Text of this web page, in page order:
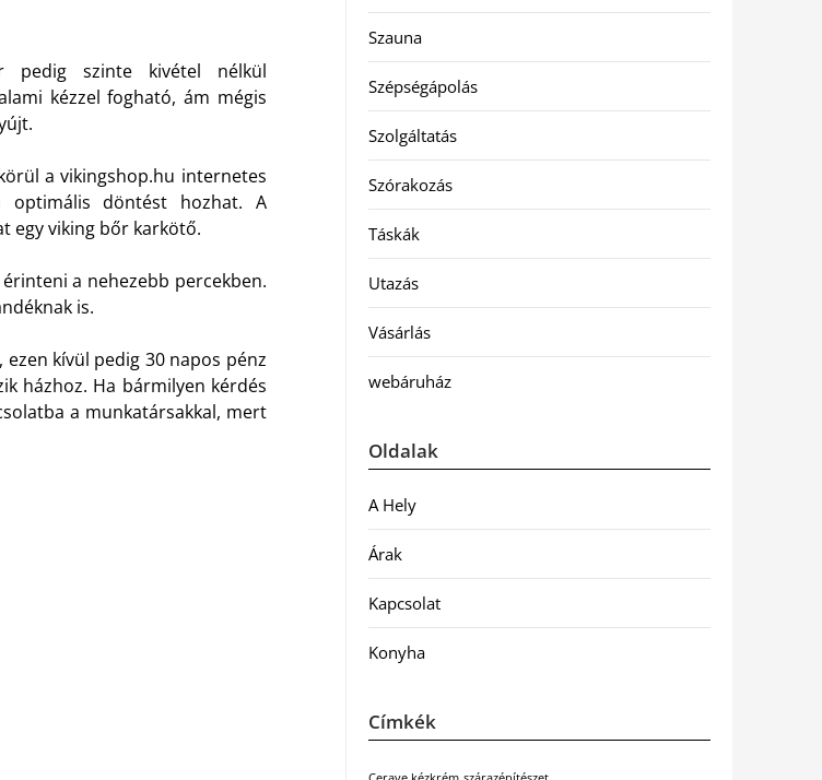
pedig szinte kivétel nélkül
kézzel fogható, ám mégis
a vikingshop.hu internetes
döntést hozhat. A
egy viking bőr karkötő.
a nehezebb percekben.
is.
kívül pedig 30 napos pénz
házhoz. Ha bármilyen kérdés
a munkatársakkal, mert
Szauna
Szépségápolás
Szolgáltatás
Szórakozás
Táskák
Utazás
Vásárlás
webáruház
Oldalak
A Hely
Árak
Kapcsolat
Konyha
Címkék